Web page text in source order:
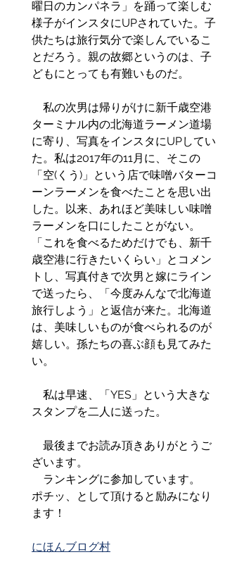
曜日のカンパネラ」を踊って楽しむ
様子がインスタにUPされていた。子
供たちは旅行気分で楽しんでいるこ
とだろう。親の故郷というのは、子
どもにとっても有難いものだ。
私の次男は帰りがけに新千歳空港
ターミナル内の北海道ラーメン道場
に寄り、写真をインスタにUPしてい
た。私は2017年の11月に、そこの
「空(くう)」という店で味噌バターコ
ーンラーメンを食べたことを思い出
した。以来、あれほど美味しい味噌
ラーメンを口にしたことがない。
「これを食べるためだけでも、新千
歳空港に行きたいくらい」とコメン
トし、写真付きで次男と嫁にライン
で送ったら、「今度みんなで北海道
旅行しよう」と返信が来た。北海道
は、美味しいものが食べられるのが
嬉しい。孫たちの喜ぶ顔も見てみた
い。
私は早速、「YES」という大きな
スタンプを二人に送った。
最後までお読み頂きありがとうご
ざいます。
ランキングに参加しています。
ポチッ、として頂けると励みになり
ます！
にほんブログ村